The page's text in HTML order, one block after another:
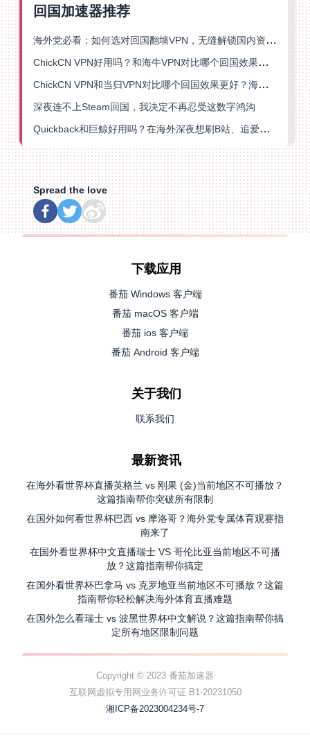
回国加速器推荐
海外党必看：如何选对回国翻墙VPN，无缝解锁国内资源？
ChickCN VPN好用吗？和海牛VPN对比哪个回国效果更好？
ChickCN VPN和当归VPN对比哪个回国效果更好？海外党亲测后选了它
深夜连不上Steam回国，我决定不再忍受这数字鸿沟
Quickback和巨鲸好用吗？在海外深夜想刷B站、追爱奇艺的你，或许正需要这份答案
Spread the love
下载应用
番茄 Windows 客户端
番茄 macOS 客户端
番茄 ios 客户端
番茄 Android 客户端
关于我们
联系我们
最新资讯
在海外看世界杯直播英格兰 vs 刚果 (金)当前地区不可播放？
这篇指南帮你突破所有限制
在国外如何看世界杯巴西 vs 摩洛哥？海外党专属体育观赛指
南来了
在国外看世界杯中文直播瑞士 VS 哥伦比亚当前地区不可播
放？这篇指南帮你搞定
在国外看世界杯巴拿马 vs 克罗地亚当前地区不可播放？这篇
指南帮你轻松解决海外体育直播难题
在国外怎么看瑞士 vs 波黑世界杯中文解说？这篇指南帮你搞
定所有地区限制问题
Copyright © 2023 番茄加速器
互联网虚拟专用网业务许可证 B1-20231050
湘ICP备2023004234号-7